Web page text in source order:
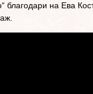
на Ева